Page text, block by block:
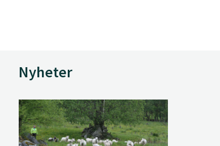
Nyheter